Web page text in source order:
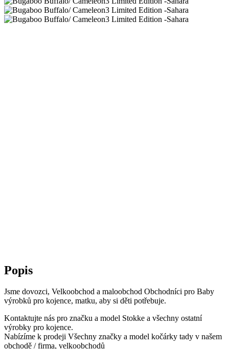
Popis
Jsme dovozci, Velkoobchod a maloobchod Obchodníci pro Baby
výrobků pro kojence, matku, aby si děti potřebuje.
Kontaktujte nás pro značku a model Stokke a všechny ostatní
výrobky pro kojence.
Nabízíme k prodeji Všechny značky a model kočárky tady v našem
obchodě / firma, velkoobchodů